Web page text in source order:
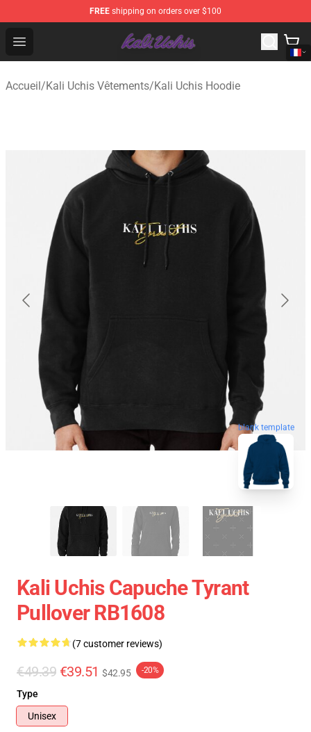
FREE shipping on orders over $100
Open menu
Kali Uchis Store - Official Kali Uchis Merchandise Shop
Accueil/Kali Uchis Vêtements/Kali Uchis Hoodie
blank template
Kali Uchis Capuche Tyrant
Pullover RB1608
(7 customer reviews)
€49.39 €39.51 $42.95 -20%
Type
Unisex